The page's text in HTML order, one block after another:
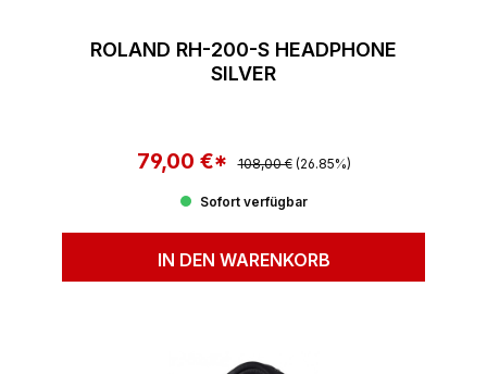
ROLAND RH-200-S HEADPHONE
SILVER
Verkaufspreis:
79,00 €* Regulärer Preis:
108,00 € (26.85%)
Sofort verfügbar
IN DEN WARENKORB